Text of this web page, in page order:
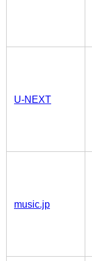
U-NEXT
music.jp